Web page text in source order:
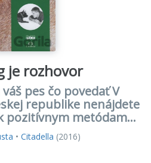
je rozhovor
pes čo povedať V
republike nenájdete
pozitívnym metódam...
• Citadella (2016)